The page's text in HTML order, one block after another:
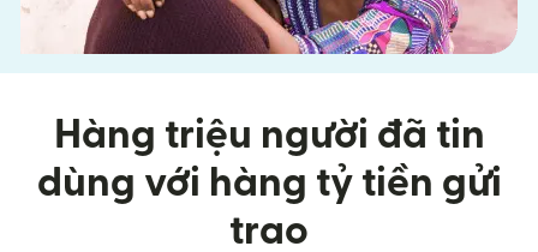
Hàng triệu người đã tin
dùng với hàng tỷ tiền gửi
trao